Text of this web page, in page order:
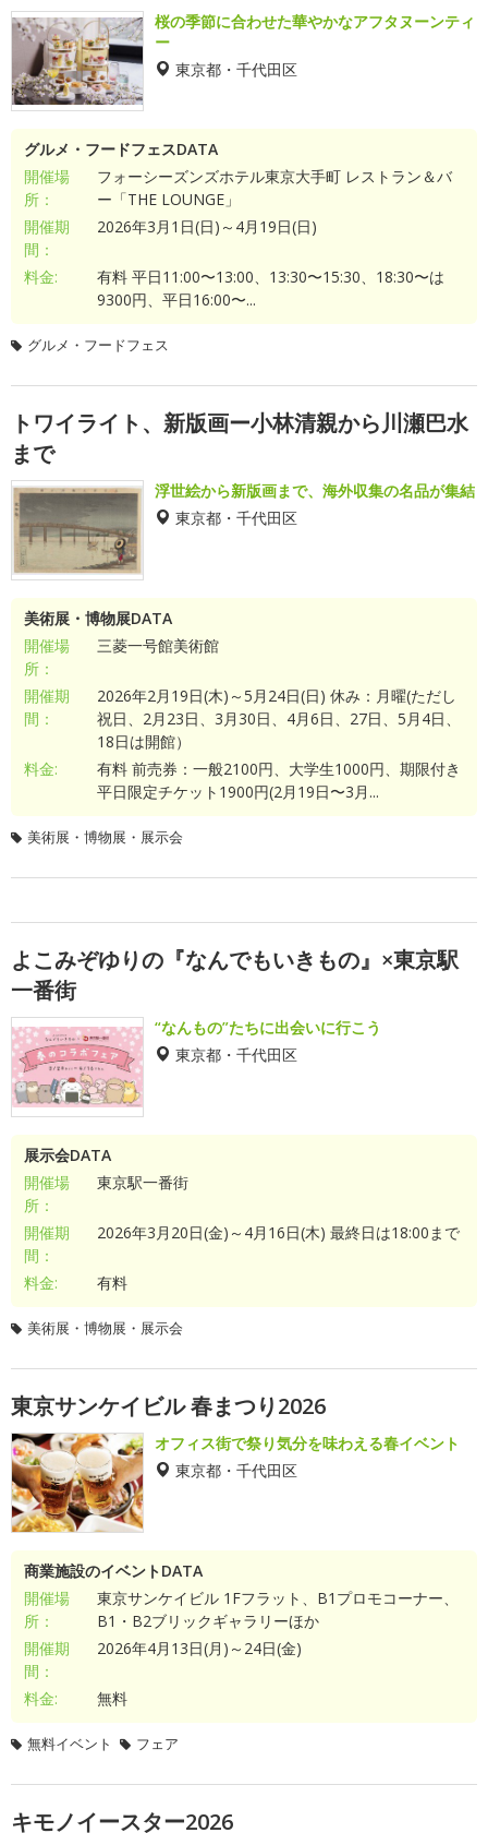
桜の季節に合わせた華やかなアフタヌーンティ
ー
東京都・千代田区
グルメ・フードフェスDATA
開催場
所：
フォーシーズンズホテル東京大手町 レストラン＆バ
ー「THE LOUNGE」
開催期
間：
2026年3月1日(日)～4月19日(日)
料金:
有料 平日11:00〜13:00、13:30〜15:30、18:30〜は
9300円、平日16:00〜...
グルメ・フードフェス
トワイライト、新版画ー小林清親から川瀬巴水
まで
浮世絵から新版画まで、海外収集の名品が集結
東京都・千代田区
美術展・博物展DATA
開催場
所：
三菱一号館美術館
開催期
間：
2026年2月19日(木)～5月24日(日) 休み：月曜(ただし
祝日、2月23日、3月30日、4月6日、27日、5月4日、
18日は開館）
料金:
有料 前売券：一般2100円、大学生1000円、期限付き
平日限定チケット1900円(2月19日〜3月...
美術展・博物展・展示会
よこみぞゆりの『なんでもいきもの』×東京駅
一番街
“なんもの”たちに出会いに行こう
東京都・千代田区
展示会DATA
開催場
所：
東京駅一番街
開催期
間：
2026年3月20日(金)～4月16日(木) 最終日は18:00まで
料金: 有料
美術展・博物展・展示会
東京サンケイビル 春まつり2026
オフィス街で祭り気分を味わえる春イベント
東京都・千代田区
商業施設のイベントDATA
開催場
所：
東京サンケイビル 1Fフラット、B1プロモコーナー、
B1・B2ブリックギャラリーほか
開催期
間：
2026年4月13日(月)～24日(金)
料金: 無料
無料イベント フェア
キモノイースター2026